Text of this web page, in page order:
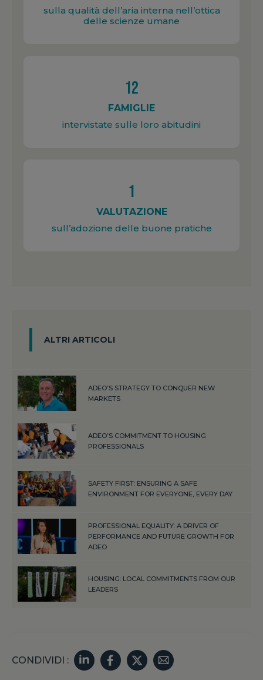
sulla qualità dell’aria interna nell’ottica
delle scienze umane
12
FAMIGLIE
intervistate sulle loro abitudini
1
VALUTAZIONE
sull’adozione delle buone pratiche
ALTRI ARTICOLI
ADEO’S STRATEGY TO CONQUER NEW
MARKETS
ADEO’S COMMITMENT TO HOUSING
PROFESSIONALS
SAFETY FIRST: ENSURING A SAFE
ENVIRONMENT FOR EVERYONE, EVERY DAY
PROFESSIONAL EQUALITY: A DRIVER OF
PERFORMANCE AND FUTURE GROWTH FOR
ADEO
HOUSING: LOCAL COMMITMENTS FROM OUR
LEADERS
CONDIVIDI :